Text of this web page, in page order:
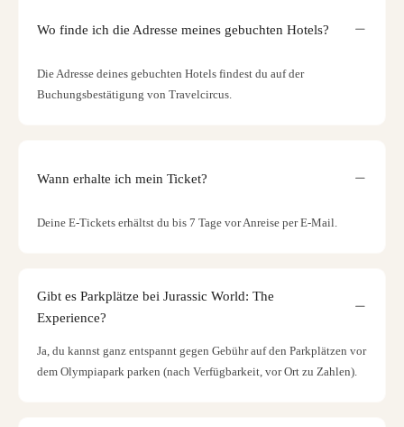
Wo finde ich die Adresse meines gebuchten Hotels?
Die Adresse deines gebuchten Hotels findest du auf der
Buchungsbestätigung von Travelcircus.
Wann erhalte ich mein Ticket?
Deine E-Tickets erhältst du bis 7 Tage vor Anreise per E-Mail.
Gibt es Parkplätze bei Jurassic World: The
Experience?
Ja, du kannst ganz entspannt gegen Gebühr auf den Parkplätzen vor
dem Olympiapark parken (nach Verfügbarkeit, vor Ort zu Zahlen).